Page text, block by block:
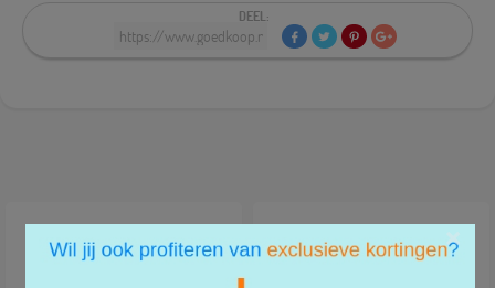
DEEL:
×